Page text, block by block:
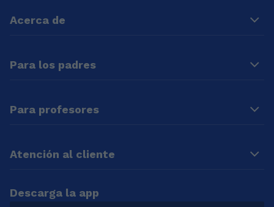
Acerca de
Para los padres
Para profesores
Atención al cliente
Descarga la app